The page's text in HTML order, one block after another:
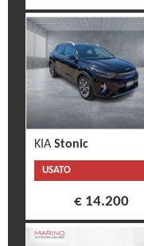
KIA Stonic
USATO
€ 14.200